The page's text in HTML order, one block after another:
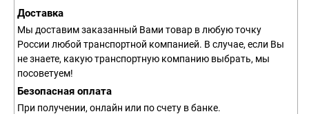
Доставка
Мы доставим заказанный Вами товар в любую точку
России любой транспортной компанией. В случае, если Вы
не знаете, какую транспортную компанию выбрать, мы
посоветуем!
Безопасная оплата
При получении, онлайн или по счету в банке.